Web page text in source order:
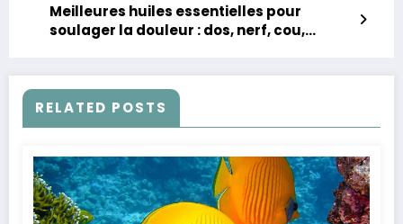
Meilleures huiles essentielles pour
soulager la douleur : dos, nerf, cou,
RELATED POSTS